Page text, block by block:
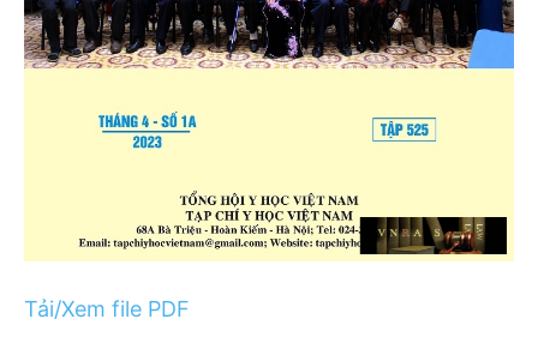
Tải/Xem file PDF